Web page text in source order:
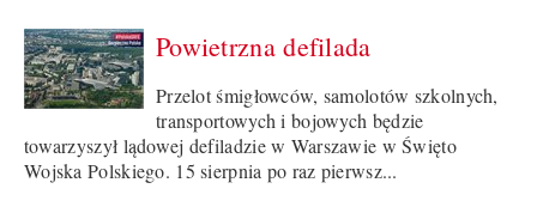
Powietrzna defilada
Przelot śmigłowców, samolotów szkolnych,
transportowych i bojowych będzie
towarzyszył lądowej defiladzie w Warszawie w Święto
Wojska Polskiego. 15 sierpnia po raz pierwsz...